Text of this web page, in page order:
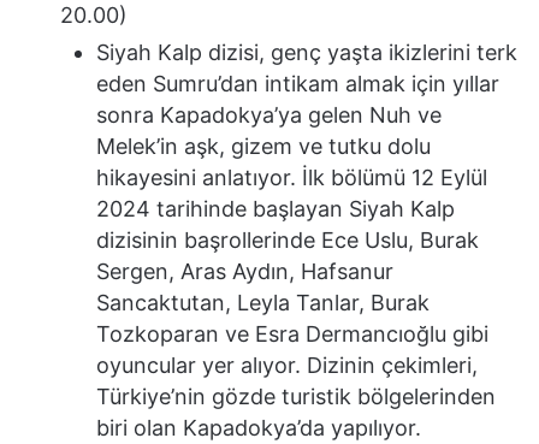
20.00)
Siyah Kalp dizisi, genç yaşta ikizlerini terk
eden Sumru’dan intikam almak için yıllar
sonra Kapadokya’ya gelen Nuh ve
Melek’in aşk, gizem ve tutku dolu
hikayesini anlatıyor. İlk bölümü 12 Eylül
2024 tarihinde başlayan Siyah Kalp
dizisinin başrollerinde Ece Uslu, Burak
Sergen, Aras Aydın, Hafsanur
Sancaktutan, Leyla Tanlar, Burak
Tozkoparan ve Esra Dermancıoğlu gibi
oyuncular yer alıyor. Dizinin çekimleri,
Türkiye’nin gözde turistik bölgelerinden
biri olan Kapadokya’da yapılıyor.